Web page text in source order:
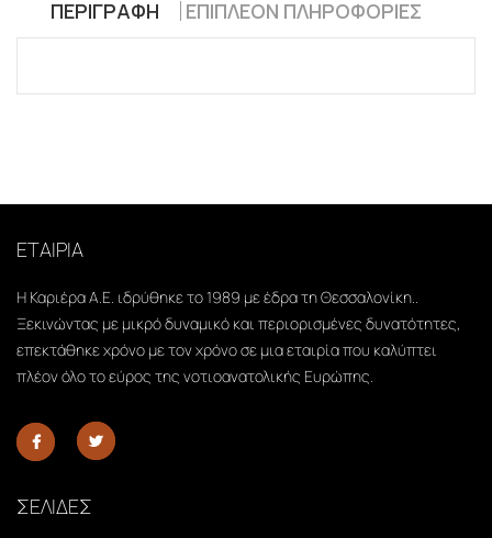
ΠΕΡΙΓΡΑΦΉ ΕΠΙΠΛΈΟΝ ΠΛΗΡΟΦΟΡΊΕΣ
ΕΤΑΙΡΙΑ
Η Καριέρα Α.Ε. ιδρύθηκε το 1989 με έδρα τη Θεσσαλονίκη..
Ξεκινώντας με μικρό δυναμικό και περιορισμένες δυνατότητες,
επεκτάθηκε χρόνο με τον χρόνο σε μια εταιρία που καλύπτει
πλέον όλο το εύρος της νοτιοανατολικής Ευρώπης.
ΣΕΛΙΔΕΣ